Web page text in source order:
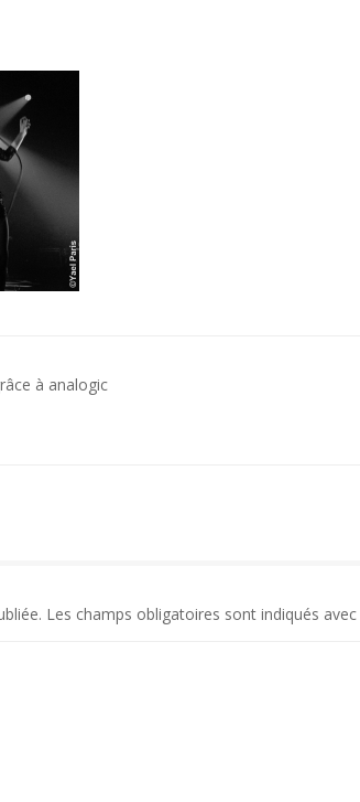
à analogic
Les champs obligatoires sont indiqués avec